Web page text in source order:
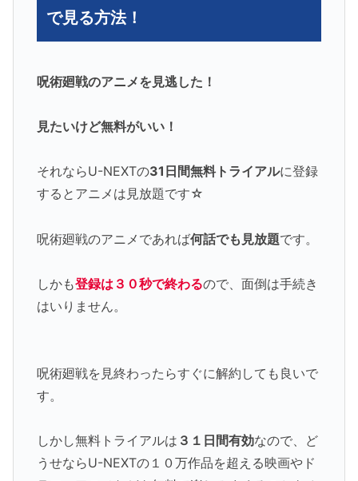
で見る方法！
呪術廻戦のアニメを見逃した！
見たいけど無料がいい！
それならU-NEXTの31日間無料トライアルに登録
するとアニメは見放題です☆
呪術廻戦のアニメであれば何話でも見放題です。
しかも登録は３０秒で終わるので、面倒は手続き
はいりません。
呪術廻戦を見終わったらすぐに解約しても良いで
す。
しかし無料トライアルは ３１日間有効なので、ど
うせならU-NEXTの１０万作品を超える映画やド